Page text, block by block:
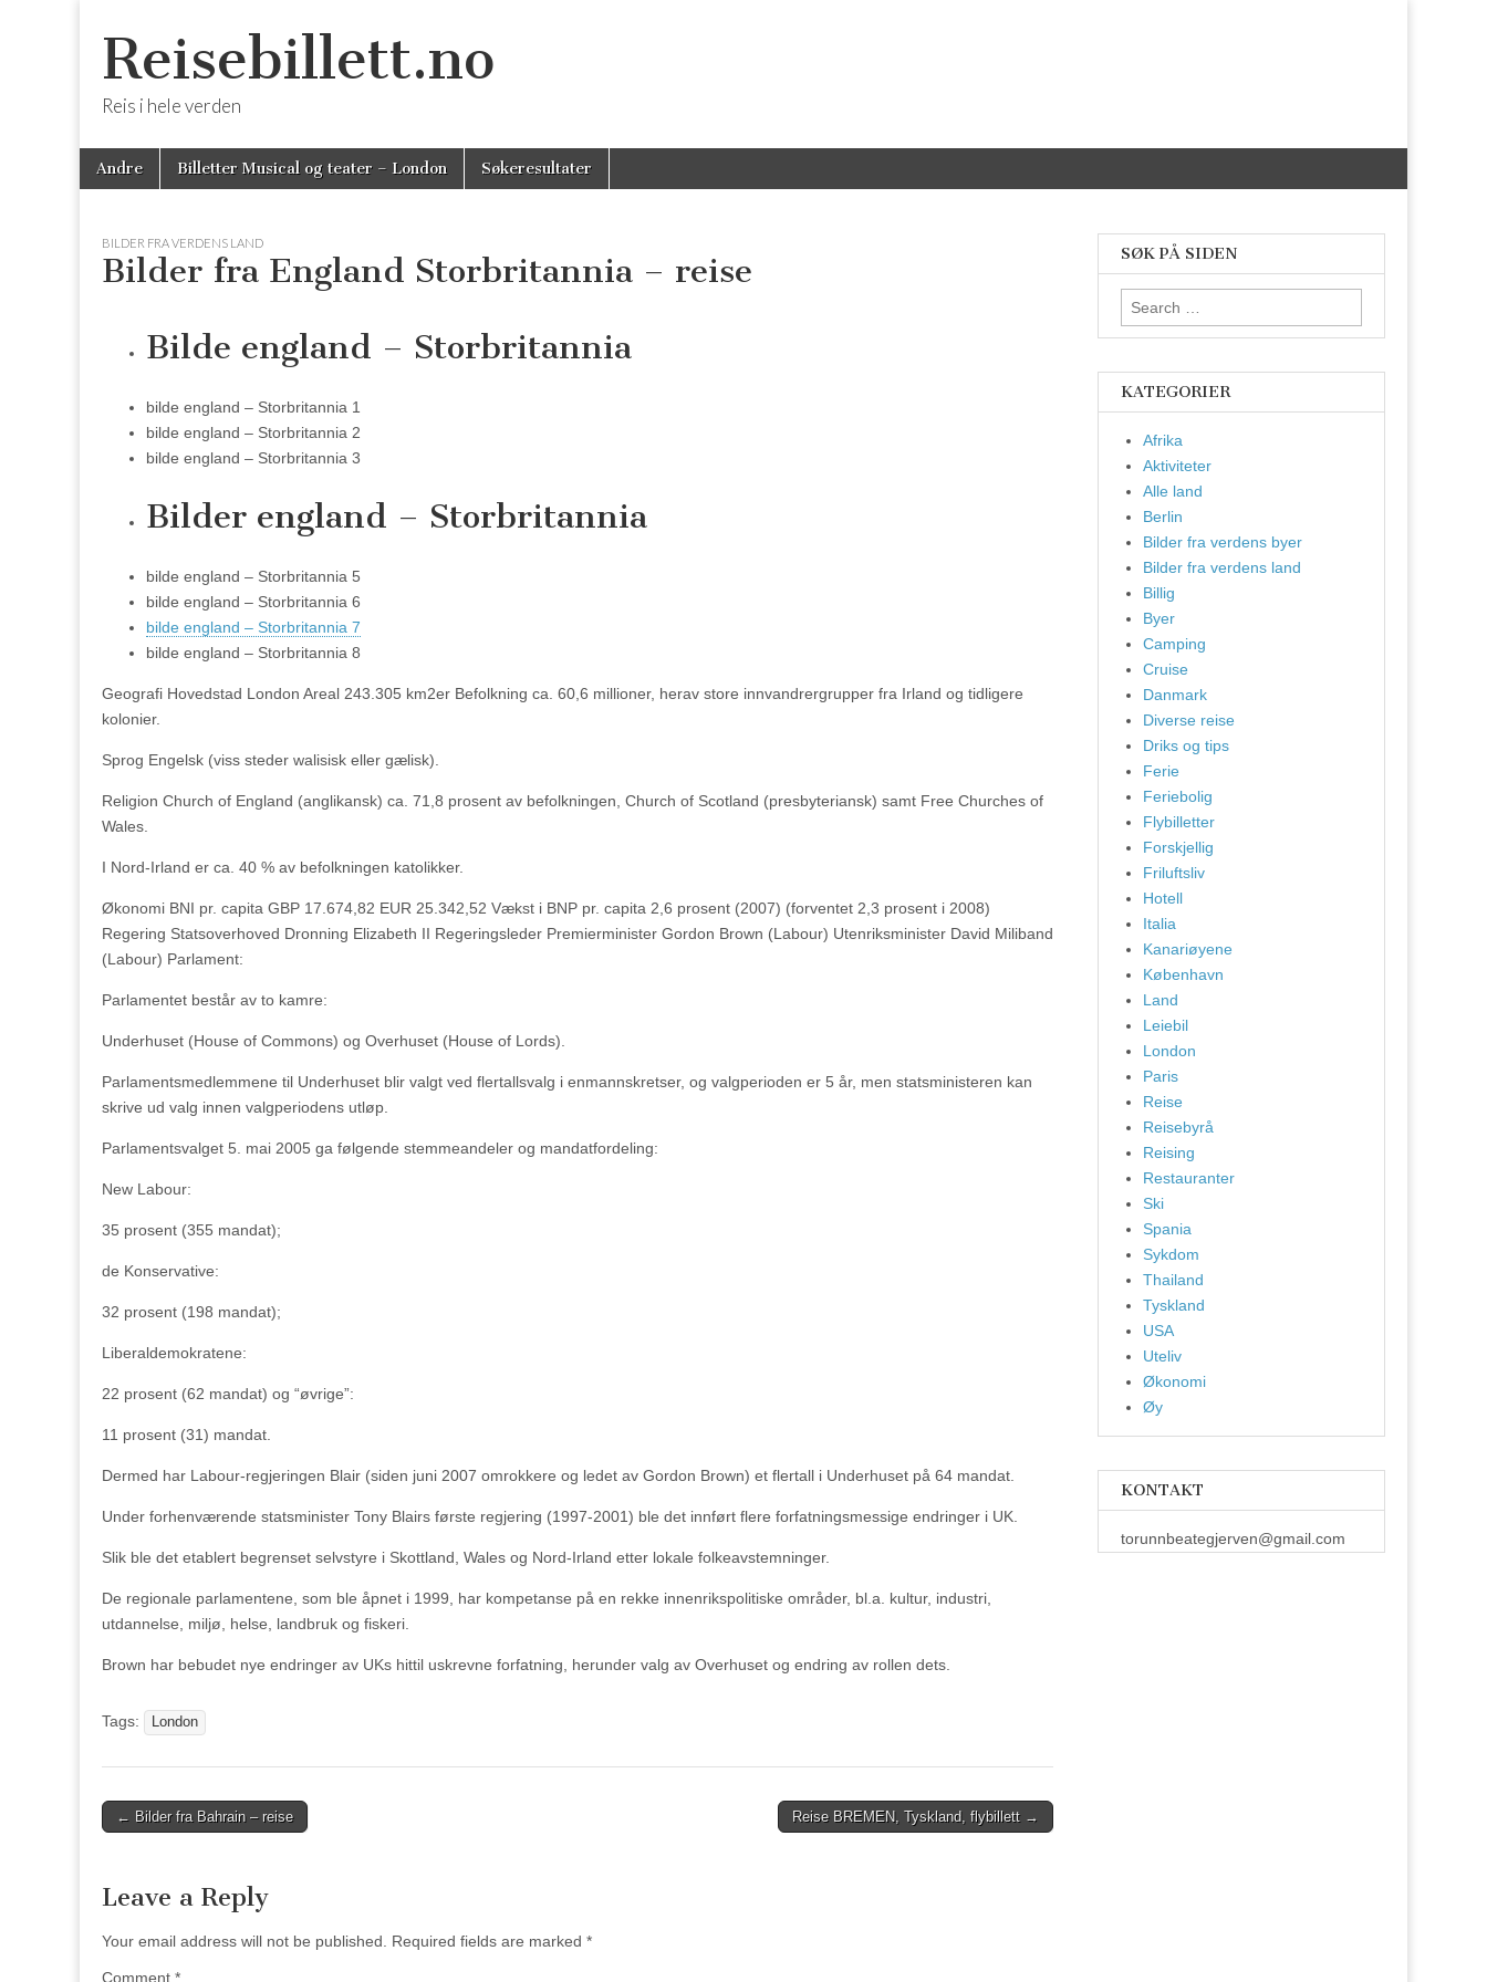
Reisebillett.no
Reis i hele verden
Main
menu
Skip
Andre Billetter Musical og teater – London Søkeresultater
BILDER FRA VERDENS LAND
Bilder fra England Storbritannia – reise
Bilde england – Storbritannia
bilde england – Storbritannia 1
bilde england – Storbritannia 2
bilde england – Storbritannia 3
Bilder england – Storbritannia
bilde england – Storbritannia 5
bilde england – Storbritannia 6
bilde england – Storbritannia 7
bilde england – Storbritannia 8
Geografi Hovedstad London Areal 243.305 km2er Befolkning ca. 60,6 millioner, herav store innvandrergrupper fra Irland og tidligere
kolonier.
Sprog Engelsk (viss steder walisisk eller gælisk).
Religion Church of England (anglikansk) ca. 71,8 prosent av befolkningen, Church of Scotland (presbyteriansk) samt Free Churches of
Wales.
I Nord-Irland er ca. 40 % av befolkningen katolikker.
Økonomi BNI pr. capita GBP 17.674,82 EUR 25.342,52 Vækst i BNP pr. capita 2,6 prosent (2007) (forventet 2,3 prosent i 2008)
Regering Statsoverhoved Dronning Elizabeth II Regeringsleder Premierminister Gordon Brown (Labour) Utenriksminister David Miliband
(Labour) Parlament:
Parlamentet består av to kamre:
Underhuset (House of Commons) og Overhuset (House of Lords).
Parlamentsmedlemmene til Underhuset blir valgt ved flertallsvalg i enmannskretser, og valgperioden er 5 år, men statsministeren kan
skrive ud valg innen valgperiodens utløp.
Parlamentsvalget 5. mai 2005 ga følgende stemmeandeler og mandatfordeling:
New Labour:
35 prosent (355 mandat);
de Konservative:
32 prosent (198 mandat);
Liberaldemokratene:
22 prosent (62 mandat) og “øvrige”:
11 prosent (31) mandat.
Dermed har Labour-regjeringen Blair (siden juni 2007 omrokkere og ledet av Gordon Brown) et flertall i Underhuset på 64 mandat.
Under forhenværende statsminister Tony Blairs første regjering (1997-2001) ble det innført flere forfatningsmessige endringer i UK.
Slik ble det etablert begrenset selvstyre i Skottland, Wales og Nord-Irland etter lokale folkeavstemninger.
De regionale parlamentene, som ble åpnet i 1999, har kompetanse på en rekke innenrikspolitiske områder, bl.a. kultur, industri,
utdannelse, miljø, helse, landbruk og fiskeri.
Brown har bebudet nye endringer av UKs hittil uskrevne forfatning, herunder valg av Overhuset og endring av rollen dets.
Tags: London
Post
← Bilder fra Bahrain – reise Reise BREMEN, Tyskland, flybillett →
Leave a Reply
Your email address will not be published. Required fields are marked *
Comment *
SØK PÅ SIDEN
Search
for:
KATEGORIER
Afrika
Aktiviteter
Alle land
Berlin
Bilder fra verdens byer
Bilder fra verdens land
Billig
Byer
Camping
Cruise
Danmark
Diverse reise
Driks og tips
Ferie
Feriebolig
Flybilletter
Forskjellig
Friluftsliv
Hotell
Italia
Kanariøyene
København
Land
Leiebil
London
Paris
Reise
Reisebyrå
Reising
Restauranter
Ski
Spania
Sykdom
Thailand
Tyskland
USA
Uteliv
Økonomi
Øy
KONTAKT
torunnbeategjerven@gmail.com